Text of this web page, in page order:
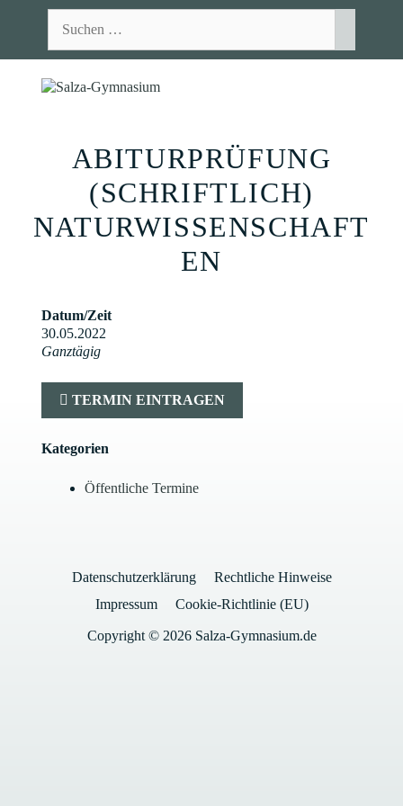
nach:
ABITURPRÜFUNG
(SCHRIFTLICH)
NATURWISSENSCHAFT
EN
Datum/Zeit
30.05.2022
Ganztägig
TERMIN EINTRAGEN
Kategorien
Öffentliche Termine
Datenschutzerklärung
Rechtliche Hinweise
Impressum
Cookie-Richtlinie (EU)
Copyright © 2026 Salza-Gymnasium.de